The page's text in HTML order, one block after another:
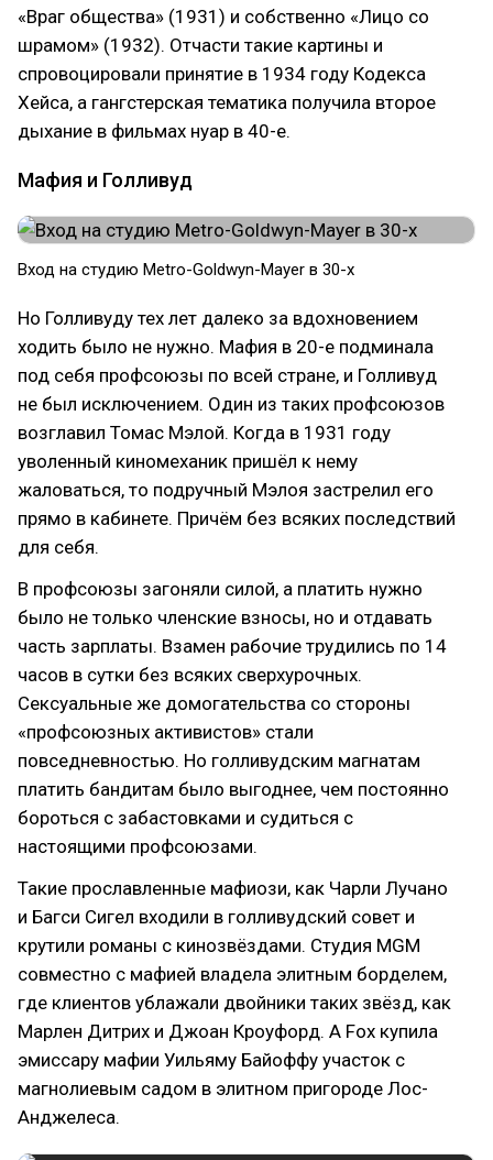
«Враг общества» (1931) и собственно «Лицо со
шрамом» (1932). Отчасти такие картины и
спровоцировали принятие в 1934 году Кодекса
Хейса, а гангстерская тематика получила второе
дыхание в фильмах нуар в 40-е.
Мафия и Голливуд
Вход на студию Metro-Goldwyn-Mayer в 30-х
Но Голливуду тех лет далеко за вдохновением
ходить было не нужно. Мафия в 20-е подминала
под себя профсоюзы по всей стране, и Голливуд
не был исключением. Один из таких профсоюзов
возглавил Томас Мэлой. Когда в 1931 году
уволенный киномеханик пришёл к нему
жаловаться, то подручный Мэлоя застрелил его
прямо в кабинете. Причём без всяких последствий
для себя.
В профсоюзы загоняли силой, а платить нужно
было не только членские взносы, но и отдавать
часть зарплаты. Взамен рабочие трудились по 14
часов в сутки без всяких сверхурочных.
Сексуальные же домогательства со стороны
«профсоюзных активистов» стали
повседневностью. Но голливудским магнатам
платить бандитам было выгоднее, чем постоянно
бороться с забастовками и судиться с
настоящими профсоюзами.
Такие прославленные мафиози, как Чарли Лучано
и Багси Сигел входили в голливудский совет и
крутили романы с кинозвёздами. Студия MGM
совместно с мафией владела элитным борделем,
где клиентов ублажали двойники таких звёзд, как
Марлен Дитрих и Джоан Кроуфорд. А Fox купила
эмиссару мафии Уильяму Байоффу участок с
магнолиевым садом в элитном пригороде Лос-
Анджелеса.